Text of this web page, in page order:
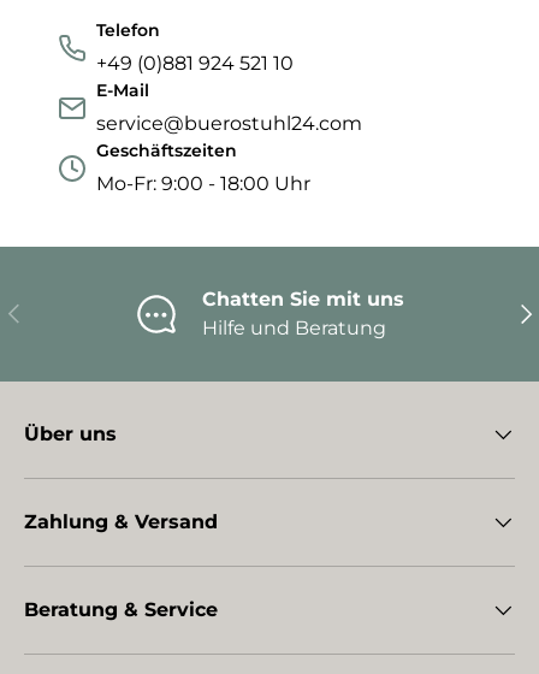
Telefon
+49 (0)881 924 521 10
E-Mail
service@buerostuhl24.com
Geschäftszeiten
Mo-Fr: 9:00 - 18:00 Uhr
Vorherige
Chatten Sie mit uns
Hilfe und Beratung
Über uns
Zahlung & Versand
Beratung & Service